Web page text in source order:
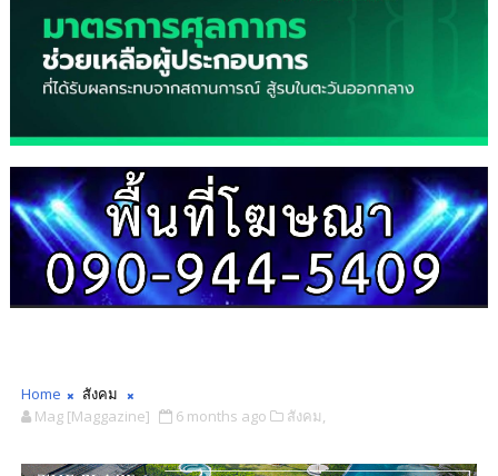
Home
สังคม
Mag [Maggazine]
6 months ago สังคม,